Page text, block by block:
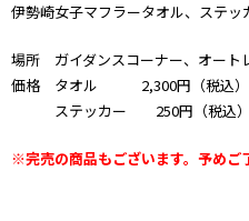
伊勢崎女子マフラータオル、ステッ
場所 ガイダンスコーナー、オート
価格 タオル 2,300円（税込）
ステッカー 250円（税込）
※完売の商品もございます。予めご